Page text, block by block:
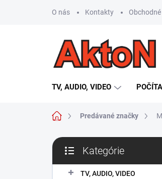
O nás Kontakty
TV, AUDIO, VIDEO
DomovPredávané značky
B
č
kategórie
Kategórie
TV, AUDIO, VIDEO